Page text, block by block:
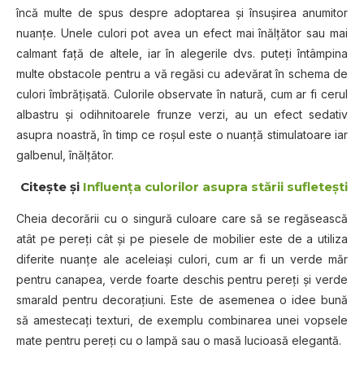
încă multe de spus despre adoptarea și însușirea anumitor
nuanțe. Unele culori pot avea un efect mai înălțător sau mai
calmant față de altele, iar în alegerile dvs. puteți întâmpina
multe obstacole pentru a vă regăsi cu adevărat în schema de
culori îmbrățișată. Culorile observate în natură, cum ar fi cerul
albastru și odihnitoarele frunze verzi, au un efect sedativ
asupra noastră, în timp ce roșul este o nuanță stimulatoare iar
galbenul, înălțător.
Citeşte şi Influența culorilor asupra stării sufletești
Cheia decorării cu o singură culoare care să se regăsească
atât pe pereți cât și pe piesele de mobilier este de a utiliza
diferite nuanțe ale aceleiași culori, cum ar fi un verde măr
pentru canapea, verde foarte deschis pentru pereți și verde
smarald pentru decorațiuni. Este de asemenea o idee bună
să amestecați texturi, de exemplu combinarea unei vopsele
mate pentru pereți cu o lampă sau o masă lucioasă elegantă.